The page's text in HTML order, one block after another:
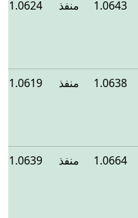
1.0643 منفذ 1.0624
1.0638 منفذ 1.0619
1.0664 منفذ 1.0639